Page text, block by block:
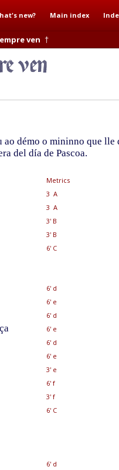
new? Main index
ven †
démo o mininno que lle
del día de Pascoa.
Metrics
3 A
3 A
3' B
3' B
6' C
6' d
6' e
6' d
6' e
6' d
6' e
3' e
6' f
3' f
6' C
6' d